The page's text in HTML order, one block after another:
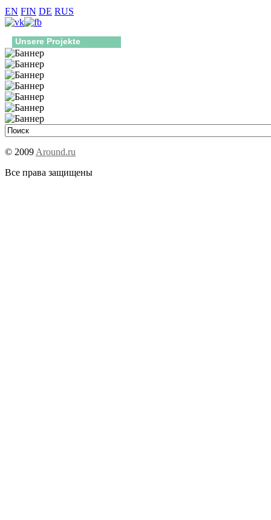
EN FIN DE RUS
Unsere Projekte
© 2009 Around.ru
Все права защищены